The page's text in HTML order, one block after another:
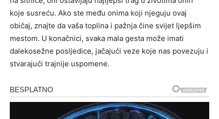
koje susreću. Ako ste među onima koji njeguju ovaj
običaj, znajte da vaša toplina i pažnja čine svijet ljepšim
mestom. U konačnici, svaka mala gesta može imati
dalekosežne posljedice, jačajući veze koje nas povezuju i
stvarajući trajnije uspomene.